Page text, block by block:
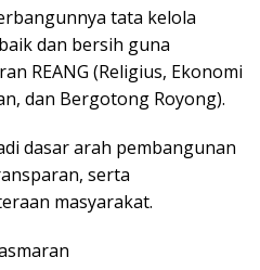
tata kelola
dan bersih guna
REANG (Religius, Ekonomi
dan Bergotong Royong).
dasar arah pembangunan
serta
masyarakat.